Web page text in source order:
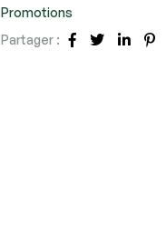
Promotions
Partager :
Facebook
Twitter